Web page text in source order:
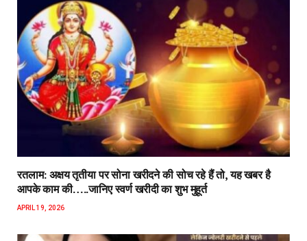
रतलाम: अक्षय तृतीया पर सोना खरीदने की सोच रहे हैं तो, यह खबर है
आपके काम की…..जानिए स्वर्ण खरीदी का शुभ मुहूर्त
APRIL 19, 2026